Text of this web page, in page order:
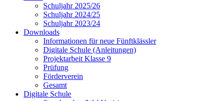
Schuljahr 2025/26
Schuljahr 2024/25
Schuljahr 2023/24
Downloads
Informationen für neue Fünftklässler
Digitale Schule (Anleitungen)
Projektarbeit Klasse 9
Prüfung
Förderverein
Gesamt
Digitale Schule